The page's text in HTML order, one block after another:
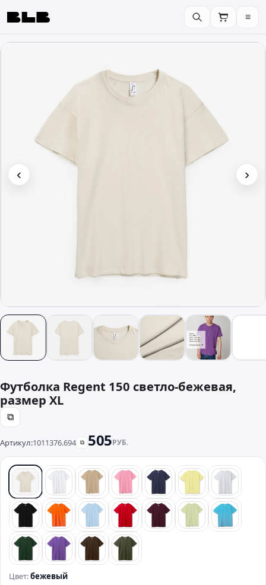
BLB ≡
‹ ›
Футболка Regent 150 светло-бежевая,
размер XL
⧉
Артикул:1011376.694 ⧉ 505РУБ.
бежевый белый песочныйрозовый синий желтый серый
черныйоранжевыйголубойкрасный бордовыйзеленый
темно-зеленый
фиолетовыйкоричневый
хаки
Цвет:бежевый